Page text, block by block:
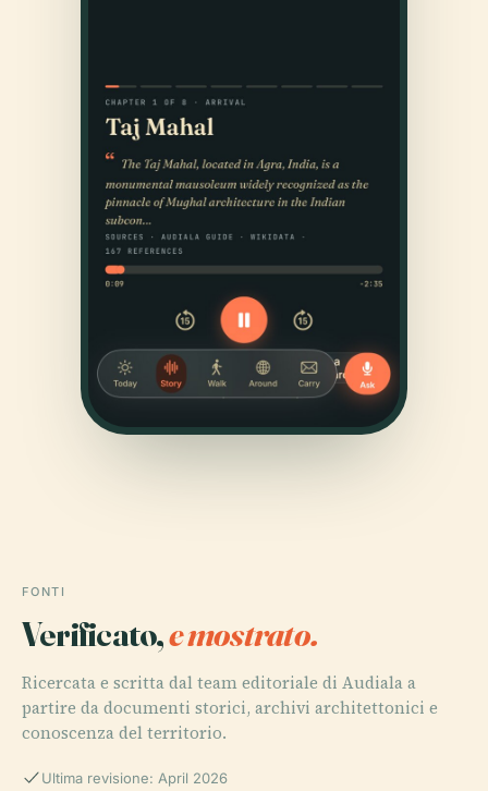
FONTI
Verificato,e mostrato.
Ricercata e scritta dal team editoriale di Audiala a
partire da documenti storici, archivi architettonici e
conoscenza del territorio.
Ultima revisione: April 2026